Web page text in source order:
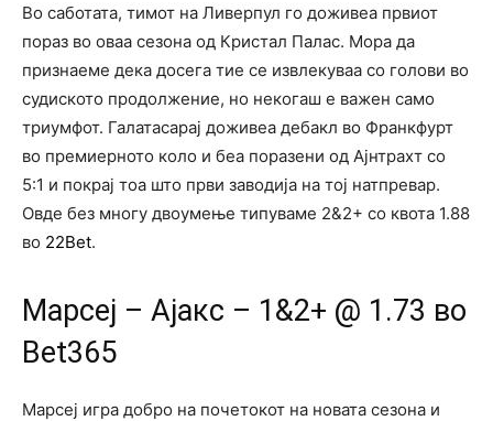
Во саботата, тимот на Ливерпул го доживеа првиот
пораз во оваа сезона од Кристал Палас. Мора да
признаеме дека досега тие се извлекуваа со голови во
судиското продолжение, но некогаш е важен само
триумфот. Галатасарај доживеа дебакл во Франкфурт
во премиерното коло и беа поразени од Ајнтрахт со
5:1 и покрај тоа што први заводија на тој натпревар.
Овде без многу двоумење типуваме 2&2+ со квота 1.88
во 22Bet.
Марсеј – Ајакс – 1&2+ @ 1.73 во
Bet365
Марсеј игра добро на почетокот на новата сезона и